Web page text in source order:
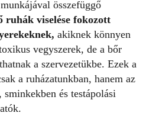
összefüggő
ruhák viselése fokozott
, akiknek könnyen
vegyszerek, de a bőr
a szervezetükbe. Ezek a
a ruházatunkban, hanem az
és testápolási